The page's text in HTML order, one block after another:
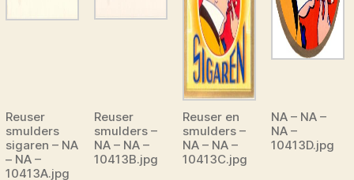
Reuser
smulders
sigaren – NA
– NA –
10413A.jpg
Reuser
smulders –
NA – NA –
10413B.jpg
Reuser en
smulders –
NA – NA –
10413C.jpg
NA – NA –
NA –
10413D.jpg